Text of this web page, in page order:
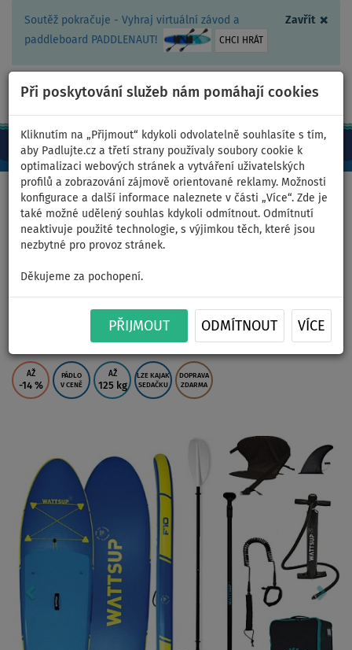
Zavřít ×
Soutěž pokračuje - Vyhraj virtuální závod a
paddleboard PADDLENAUT!
CHCI HRÁT
Při poskytování služeb nám pomáhají cookies
Kliknutím na „Přijmout“ kdykoli odvolatelně souhlasíte s tím,
aby Padlujte.cz a třetí strany používaly soubory cookie k
optimalizaci webových stránek a vytváření uživatelských
profilů a zobrazování zájmově orientované reklamy. Možnosti
konfigurace a další informace naleznete v části „Více“. Zde je
také možné udělený souhlas kdykoli odmítnout. Odmítnutí
neaktivuje použité technologie, s výjimkou těch, které jsou
nezbytné pro provoz stránek.
Děkujeme za pochopení.
PŘIJMOUT ODMÍTNOUT VÍCE
CZ/Kč +420 467 409 090 0ks
Domů >Nafukovací paddleboardy >Malé univerzální
Paddleboard WATTSUP F10
10'0 - nafukovací - varianta:
kajaková sada
AŽ
-14 %
PÁDLO
V CENĚ
AŽ
125 kg
LZE KAJAK
SEDAČKU
DOPRAVA
ZDARMA